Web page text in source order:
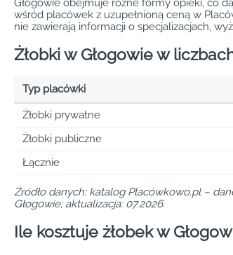
Głogowie obejmuje różne formy opieki, co
wśród placówek z uzupełnioną ceną w
nie zawierają informacji o specjalizacjach,
Żłobki w Głogowie w
Typ placówki
Żłobki prywatne
Żłobki publiczne
Łącznie
Źródło danych: katalog Placówkowo.pl –
Głogowie; aktualizacja: 07.2026.
Ile kosztuje żłobek w